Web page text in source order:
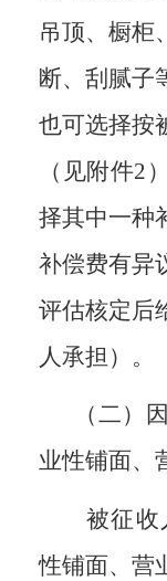
吊顶、橱柜
断、刮腻子
也可选择按
（见附件2
择其中一种
补偿费有异
评估核定后
人承担）。
（二）
业性铺面、
被征收
性铺面、营